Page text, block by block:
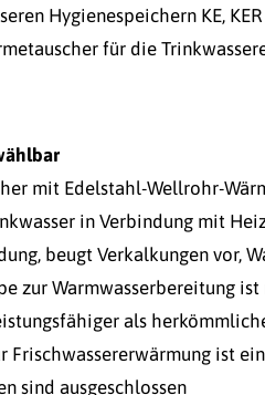
Hygienespeichern KE,
für die
mit Edelstahl-Wellrohr-
in Verbindung mit
beugt Verkalkungen vor,
zur Warmwasserbereitung
als
Frischwassererwärmung ist
sind ausgeschlossen